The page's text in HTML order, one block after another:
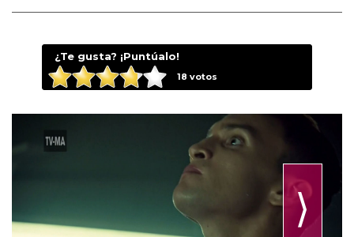
¿Te gusta? ¡Puntúalo!
18 votos
⟩